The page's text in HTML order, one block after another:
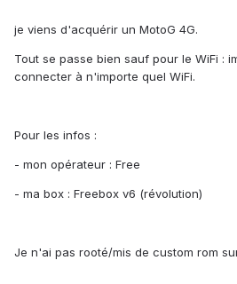
je viens d'acquérir un MotoG 4G.
Tout se passe bien sauf pour le WiFi :
connecter à n'importe quel WiFi.
Pour les infos :
- mon opérateur : Free
- ma box : Freebox v6 (révolution)
Je n'ai pas rooté/mis de custom rom